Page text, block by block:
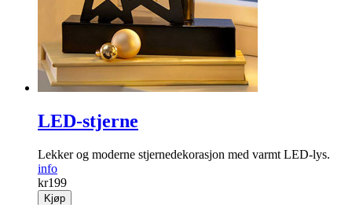
LED-stjerne
Lekker og moderne stjernedekorasjon med varmt LED-lys.
info
kr199
Kjøp